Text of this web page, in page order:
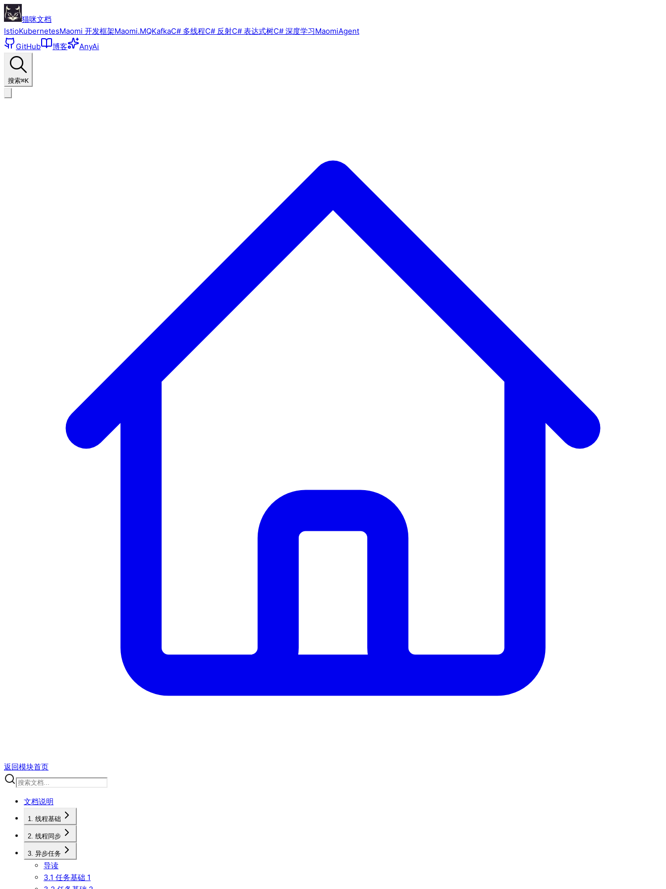
猫咪文档
IstioKubernetesMaomi 开发框架Maomi.MQKafkaC# 多线程C# 反射C# 表达式树C# 深度学习MaomiAgent
GitHub
博客 AnyAi
搜索⌘K
返回模块首页
文档说明
1. 线程基础
2. 线程同步
3. 异步任务
导读
3.1 任务基础 1